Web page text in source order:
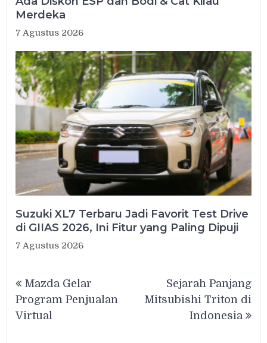
Merdeka
7 Agustus 2026
Suzuki XL7 Terbaru Jadi Favorit Test Drive
di GIIAS 2026, Ini Fitur yang Paling Dipuji
7 Agustus 2026
pos
Mazda Gelar
Program Penjualan
Virtual
Sejarah Panjang
Mitsubishi Triton di
Indonesia